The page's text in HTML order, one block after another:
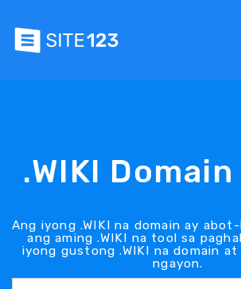
.WIKI
Ang iyong .WIKI na domain ay
ang aming .WIKI na tool sa
iyong gustong .WIKI na domain
ngayon.